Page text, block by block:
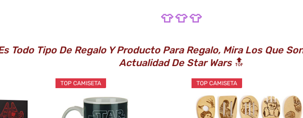
👕 👕 👕
Todo Tipo De Regalo Y Producto Para Regalo, Mira Los Que
Actualidad De Star Wars🔝
TOP CAMISETA TOP CAMISETA